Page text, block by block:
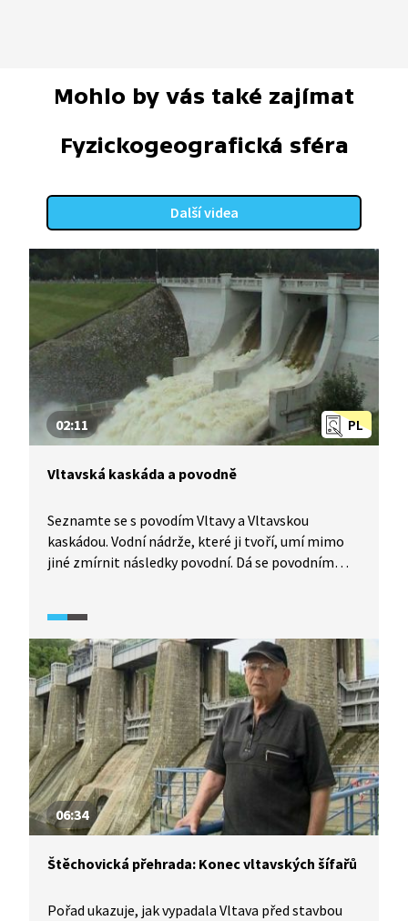
Mohlo by vás také zajímat
Fyzickogeografická sféra
Další videa
PL
02:11
Vltavská kaskáda a povodně
Seznamte se s povodím Vltavy a Vltavskou
kaskádou. Vodní nádrže, které ji tvoří, umí mimo
jiné zmírnit následky povodní. Dá se povodním
06:34
Štěchovická přehrada: Konec vltavských šífařů
Pořad ukazuje, jak vypadala Vltava před stavbou